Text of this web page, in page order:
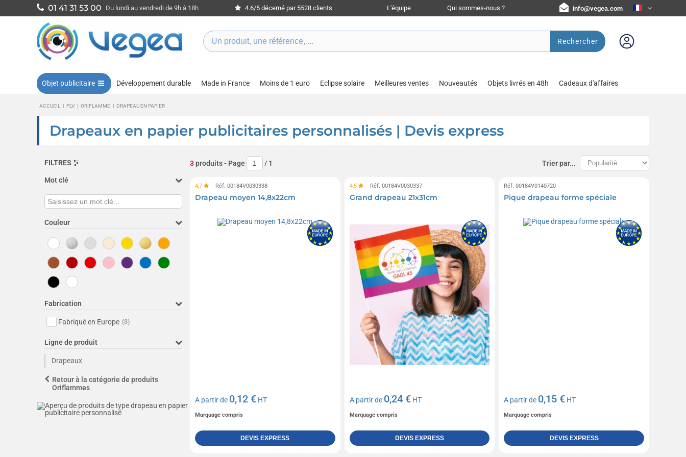
01 41 31 53 00 Du lundi au vendredi de 9h à 18h 4.6/5 décerné par 5528 clients L'équipe Qui sommes-nous ? info@vegea.com
Rechercher
Objet publicitaire Développement durable Made in France Moins de 1 euro Eclipse solaire Meilleures ventes Nouveautés Objets livrés en 48h Cadeaux d'affaires
ACCUEIL | PLV | ORIFLAMME | DRAPEAU EN PAPIER
Drapeaux en papier publicitaires personnalisés | Devis express
FILTRES
Mot clé
Couleur
Fabrication
Fabriqué en Europe (3)
Ligne de produit
Drapeaux
Retour à la catégorie de produits
Oriflammes
3produits- Page / 1 Trier par...
4,7 Réf. 00184V0030338
Drapeau moyen 14,8x22cm
A partir de 0,12 € HT
Marquage compris
DEVIS EXPRESS
4,5 Réf. 00184V0030337
Grand drapeau 21x31cm
A partir de 0,24 €HT
Marquage compris
DEVIS EXPRESS
Réf. 00184V0140720
Pique drapeau forme spéciale
A partir de 0,15 € HT
Marquage compris
DEVIS EXPRESS